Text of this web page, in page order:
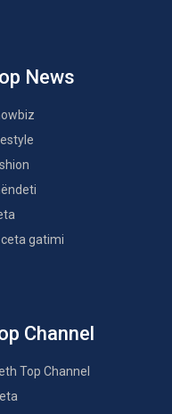
News
gatimi
Channel
Top Channel